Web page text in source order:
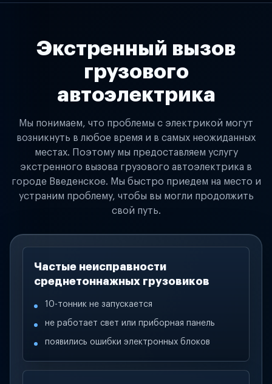
Экстренный вызов
грузового
автоэлектрика
Мы понимаем, что проблемы с электрикой могут
возникнуть в любое время и в самых неожиданных
местах. Поэтому мы предоставляем услугу
экстренного вызова грузового автоэлектрика в
городе Введенское. Мы быстро приедем на место и
устраним проблему, чтобы вы могли продолжить
свой путь.
Частые неисправности
среднетоннажных грузовиков
10-тонник не запускается
не работает свет или приборная панель
появились ошибки электронных блоков